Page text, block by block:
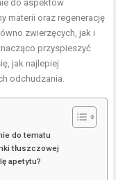
do aspektów
materii oraz regenerację
zwierzęcych, jak i
przyspieszyć
jak najlepiej
odchudzania
do tematu
tłuszczowej
apetytu?